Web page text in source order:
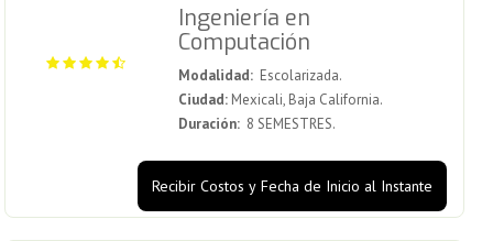
Ingeniería en
Computación
Modalidad:Escolarizada.
Ciudad:Mexicali, Baja California.
Duración:8 SEMESTRES.
Recibir Costos y Fecha de Inicio al Instante